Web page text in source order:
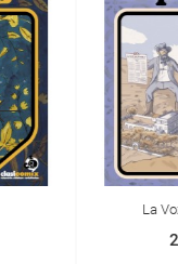
La Voz Del Pueblo